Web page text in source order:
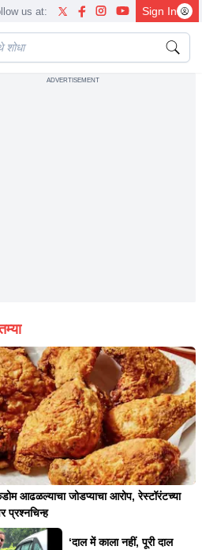
us at: Sign In
will also reduced
ADVERTISEMENT
आढळल्याचा जोडप्याचा आरोप, रेस्टॉरंटच्या
प्रश्नचिन्ह
‘दाल में काला नहीं, पूरी दाल